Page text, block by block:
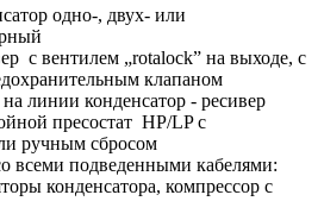
одно-, двух- или
с вентилем „rotalock” на выходе, с
клапаном
линии конденсатор - ресивер
пресостат HP/LP с
ручным сбросом
всеми подведенными кабелями:
конденсатора, компрессор с